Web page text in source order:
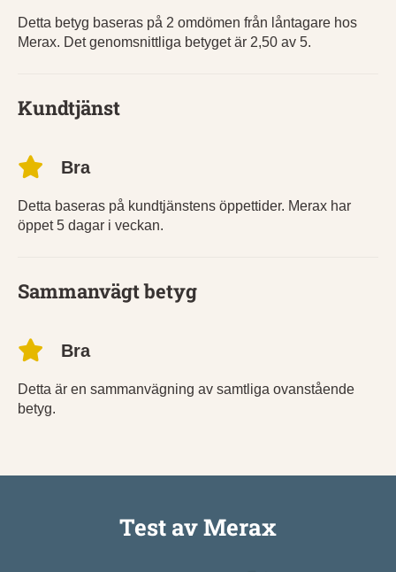
Detta betyg baseras på 2 omdömen från låntagare hos
Merax. Det genomsnittliga betyget är 2,50 av 5.
Kundtjänst
Bra
Detta baseras på kundtjänstens öppettider. Merax har
öppet 5 dagar i veckan.
Sammanvägt betyg
Bra
Detta är en sammanvägning av samtliga ovanstående
betyg.
Test av Merax